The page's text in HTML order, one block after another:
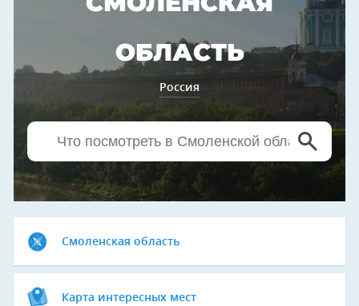
ОБЛАСТЬ
Россия
Смоленская область
Карта интересных мест